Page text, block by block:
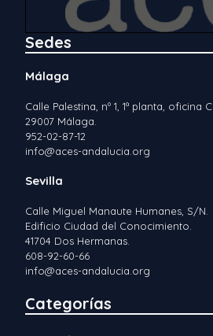
Sedes
Málaga
Calle Palestina, nº 1, 1ª planta, oficina C.
29007 Málaga.
952-02-87-12
info@aces-andalucia.org
Sevilla
Calle Miguel Manaute Humanes, S/N.
Edificio Ciudad del Conocimiento.
41704 Dos Hermanas.
608-92-60-66
info@aces-andalucia.org
Categorías